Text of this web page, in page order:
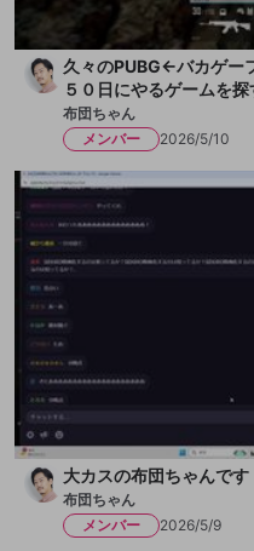
久々のPUBG←バカゲー
５０日にやるゲームを探
布団ちゃん
メンバー
2026/5/10
大カスの布団ちゃんです
布団ちゃん
メンバー
2026/5/9